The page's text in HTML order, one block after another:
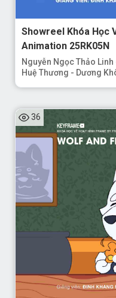
Showreel Khóa Học
Animation 25RK05N
Nguyễn Ngọc Thảo
Huệ Thương - Dương
36